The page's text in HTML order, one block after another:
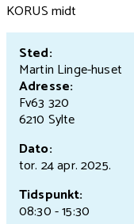
KORUS midt
Sted:
Martin Linge-huset
Adresse:
Fv63 320
6210 Sylte
Dato:
tor. 24 apr.2025.
Tidspunkt:
08:30 - 15:30